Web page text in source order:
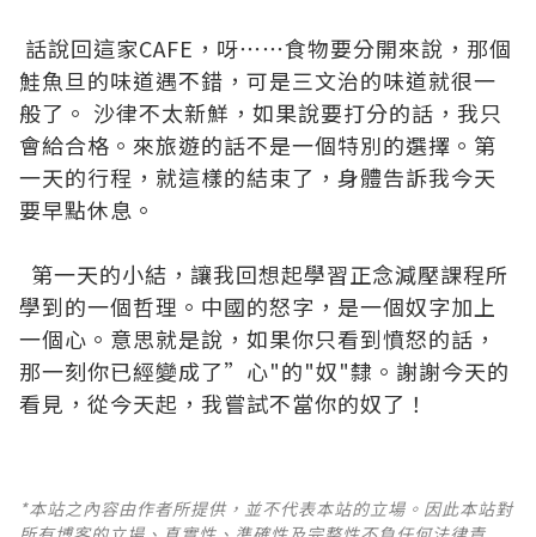
話說回這家CAFE，呀⋯⋯食物要分開來說，那個
鮭魚旦的味道遇不錯，可是三文治的味道就很一
般了。 沙律不太新鮮，如果說要打分的話，我只
會給合格。來旅遊的話不是一個特別的選擇。第
一天的行程，就這樣的結束了，身體告訴我今天
要早點休息。
第一天的小結，讓我回想起學習正念減壓課程所
學到的一個哲理。中國的怒字，是一個奴字加上
一個心。意思就是說，如果你只看到憤怒的話，
那一刻你已經變成了”心"的"奴"隸。謝謝今天的
看見，從今天起，我嘗試不當你的奴了！
*本站之內容由作者所提供，並不代表本站的立場。因此本站對